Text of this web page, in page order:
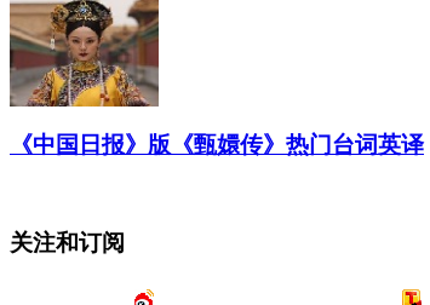
《中国日报》版《甄嬛传》热门台词英译
关注和订阅